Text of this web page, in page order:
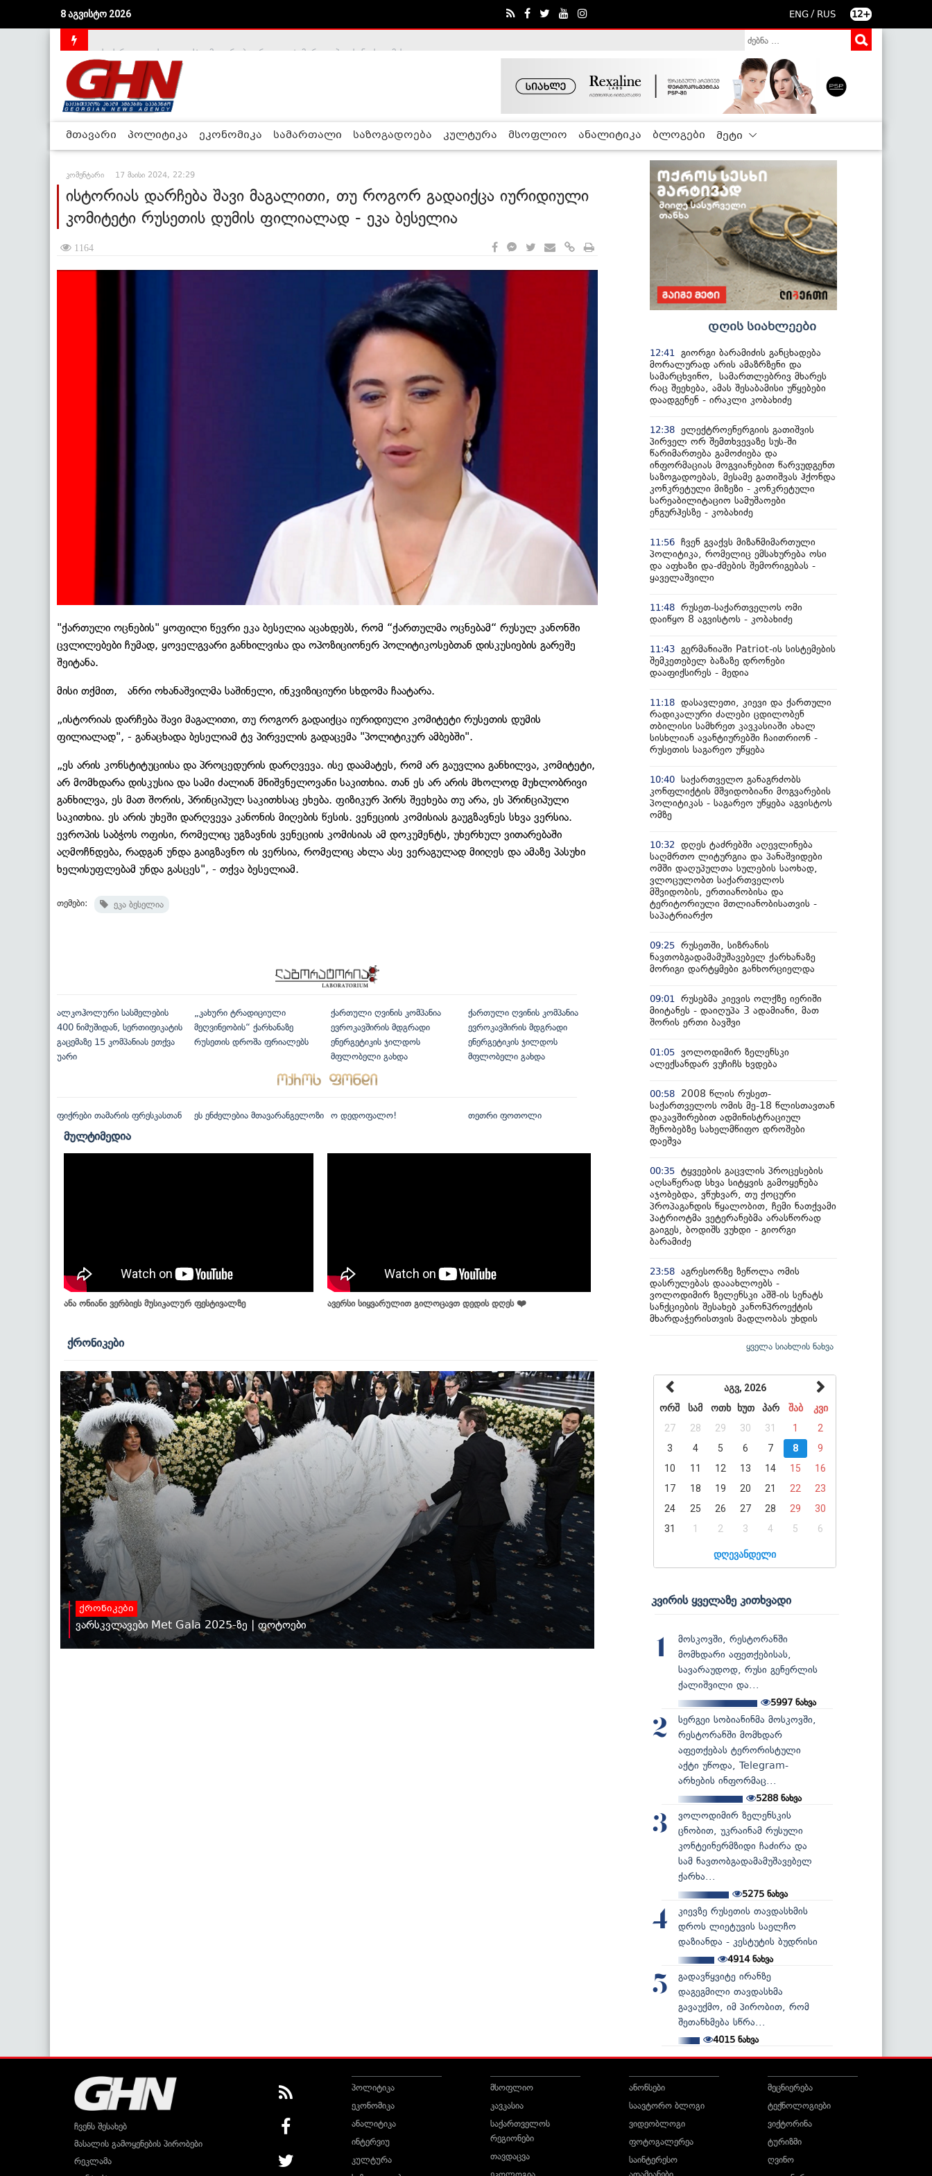
8 აგვისტო 2026 ENG / RUS 12+
მთავარი პოლიტიკა ეკონომიკა სამართალი საზოგადოება კულტურა მსოფლიო ანალიტიკა ბლოგები მეტი
კომენტარი 17 მაისი 2024, 22:29
ისტორიას დარჩება შავი მაგალითი, თუ როგორ გადაიქცა იურიდიული
კომიტეტი რუსეთის დუმის ფილიალად - ეკა ბესელია
1164
"ქართული ოცნების" ყოფილი წევრი ეკა ბესელია აცახდებს, რომ “ქართულმა ოცნებამ“ რუსულ კანონში
ცვლილებები ჩუმად, ყოველგვარი განხილვისა და ოპოზიციონერ პოლიტიკოსებთან დისკუსიების გარეშე
შეიტანა.
მისი თქმით, ანრი ოხანაშვილმა საშინელი, ინკვიზიციური სხდომა ჩაატარა.
„ისტორიას დარჩება შავი მაგალითი, თუ როგორ გადაიქცა იურიდიული კომიტეტი რუსეთის დუმის
ფილიალად", - განაცხადა ბესელიამ ტვ პირველის გადაცემა "პოლიტიკურ ამბებში".
„ეს არის კონსტიტუციისა და პროცედურის დარღვევა. ისე დაამატეს, რომ არ გაუვლია განხილვა, კომიტეტი,
არ მომხდარა დისკუსია და სამი ძალიან მნიშვნელოვანი საკითხია. თან ეს არ არის მხოლოდ მუხლობრივი
განხილვა, ეს მათ შორის, პრინციპულ საკითხსაც ეხება. ფიზიკურ პირს შეეხება თუ არა, ეს პრინციპული
საკითხია. ეს არის უხეში დარღვევა კანონის მიღების წესის. ვენეციის კომისიას გაუგზავნეს სხვა ვერსია.
ევროპის საბჭოს ოფისი, რომელიც უგზავნის ვენეციის კომისიას ამ დოკუმენტს, უხერხულ ვითარებაში
აღმოჩნდება, რადგან უნდა გაიგზავნო ის ვერსია, რომელიც ახლა ასე ვერაგულად მიიღეს და ამაზე პასუხი
ხელისუფლებამ უნდა გასცეს", - თქვა ბესელიამ.
თემები: ეკა ბესელია
ალკოჰოლური სასმელების
400 ნიმუშიდან, სერთიფიკატის
გაცემაზე 15 კომპანიას ეთქვა
უარი
„კახური ტრადიციული
მეღვინეობის“ ქარხანაზე
რუსეთის დროშა ფრიალებს
ქართული ღვინის კომპანია
ევროკავშირის მდგრადი
ენერგეტიკის ჯილდოს
მფლობელი გახდა
ქართული ღვინის კომპანია
ევროკავშირის მდგრადი
ენერგეტიკის ჯილდოს
მფლობელი გახდა
ფიქრები თამარის ფრესკასთან ეს ენძელებია მთავარანგელოზი ო დედოფალო! თეთრი ფოთოლი
მულტიმედია
ანა ონიანი ვერბიეს მუსიკალურ ფესტივალზე ავერსი სიყვარულით გილოცავთ დედის დღეს ❤️
ქრონიკები
ქრონიკები
ვარსკვლავები Met Gala 2025-ზე | ფოტოები
დღის სიახლეები
12:41
გიორგი ბარამიძის განცხადება
მორალურად არის ამაზრზენი და
სამარცხვინო, სამართლებრივ მხარეს
რაც შეეხება, ამას შესაბამისი უწყებები
დაადგენენ - ირაკლი კობახიძე
12:38 ელექტროენერგიის გათიშვის
პირველ ორ შემთხვევაზე სუს-ში
წარიმართება გამოძიება და
ინფორმაციას მოგვიანებით წარვუდგენთ
საზოგადოებას, მესამე გათიშვას ჰქონდა
კონკრეტული მიზეზი - კონკრეტული
სარეაბილიტაციო სამუშაოები
ენგურჰესზე - კობახიძე
11:56 ჩვენ გვაქვს მიზანმიმართული
პოლიტიკა, რომელიც ემსახურება ოსი
და აფხაზი და-ძმების შემორიგებას -
ყაველაშვილი
11:48 რუსეთ-საქართველოს ომი
დაიწყო 8 აგვისტოს - კობახიძე
11:43 გერმანიაში Patriot-ის სისტემების
შემკეთებელ ბაზაზე დრონები
დააფიქსირეს - მედია
11:18 დასავლეთი, კიევი და ქართული
რადიკალური ძალები ცდილობენ
თბილისი სამხრეთ კავკასიაში ახალ
სისხლიან ავანტიურებში ჩაითრიონ -
რუსეთის საგარეო უწყება
10:40 საქართველო განაგრძობს
კონფლიქტის მშვიდობიანი მოგვარების
პოლიტიკას - საგარეო უწყება აგვისტოს
ომზე
10:32
დღეს ტაძრებში აღევლინება
საღმრთო ლიტურგია და პანაშვიდები
ომში დაღუპულთა სულების საოხად,
ვლოცულობთ საქართველოს
მშვიდობის, ერთიანობისა და
ტერიტორიული მთლიანობისათვის -
საპატრიარქო
09:25 რუსეთში, სიზრანის
ნავთობგადამამუშავებელ ქარხანაზე
მორიგი დარტყმები განხორციელდა
09:01
რუსებმა კიევის ოლქზე იერიში
მიიტანეს - დაიღუპა 3 ადამიანი, მათ
შორის ერთი ბავშვი
01:05 ვოლოდიმირ ზელენსკი
ალექსანდარ ვუჩიჩს ხვდება
00:58
2008 წლის რუსეთ-
საქართველოს ომის მე-18 წლისთავთან
დაკავშირებით ადმინისტრაციულ
შენობებზე სახელმწიფო დროშები
დაეშვა
00:35 ტყვეების გაცვლის პროცესების
აღსაწერად სხვა სიტყვის გამოყენება
აჯობებდა, ვწუხვარ, თუ ქოცური
პროპაგანდის წყალობით, ჩემი ნათქვამი
პატრიოტმა ვეტერანებმა არასწორად
გაიგეს, ბოდიშს ვუხდი - გიორგი
ბარამიძე
23:58 აგრესორზე ზეწოლა ომის
დასრულებას დააახლოებს -
ვოლოდიმირ ზელენსკი აშშ-ის სენატს
სანქციების შესახებ კანონპროექტის
მხარდაჭერისთვის მადლობას უხდის
ყველა სიახლის ნახვა
აგვ, 2026
ორშ
სამ ოთხ ხუთ პარ შაბ
კვი
27
28 29 30 31 1
2
3
4 5 6 7 8
9
10
11 12 13 14 15
16
17
18 19 20 21 22
23
24
25 26 27 28 29
30
31
1 2 3 4 5 6
დღევანდელი
კვირის ყველაზე კითხვადი
1
მოსკოვში, რესტორანში
მომხდარი აფეთქებისას,
სავარაუდოდ, რუსი გენერლის
ქალიშვილი და...
5997 ნახვა
2
სერგეი სობიანინმა მოსკოვში,
რესტორანში მომხდარ
აფეთქებას ტერორისტული
აქტი უწოდა, Telegram-
არხების ინფორმაც...
5288 ნახვა
3
ვოლოდიმირ ზელენსკის
ცნობით, უკრაინამ რუსული
კონტეინერმზიდი ჩაძირა და
სამ ნავთობგადამამუშავებელ
ქარხა...
5275ნახვა
4
კიევზე რუსეთის თავდასხმის
დროს ლიეტუვის საელჩო
დაზიანდა - კესტუტის ბუდრისი
4914ნახვა
5
გადავწყვიტე ირანზე
დაგეგმილი თავდასხმა
გავაუქმო, იმ პირობით, რომ
შეთანხმება სწრა...
4015 ნახვა
ჩვენს შესახებ
მასალის გამოყენების პირობები
რეკლამა
პოლიტიკა
ეკონომიკა
ანალიტიკა
ინტერვიუ
კულტურა
მსოფლიო
კავკასია
საქართველოს
რეგიონები
თავდაცვა
ანონსები
საავტორო ბლოგი
ვიდეობლოგი
ფოტოგალერეა
საინტერესო
მეცნიერება
ტექნოლოგიები
ვიქტორინა
ტურიზმი
ღვინო